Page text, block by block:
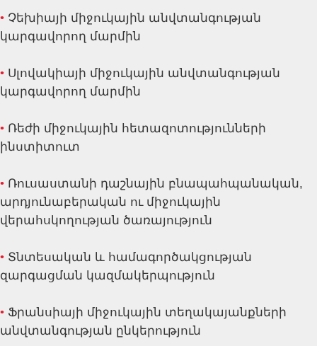
• Չեխիայի միջուկային անվտանգության
կարգավորող մարմին
• Սլովակիայի միջուկային անվտանգության
կարգավորող մարմին
• Ռեժի միջուկային հետազոտությունների
ինստիտուտ
• Ռուսաստանի դաշնային բնապահպանական,
արդյունաբերական ու միջուկային
վերահսկողության ծառայություն
• Տնտեսական և համագործակցության
զարգացման կազմակերպություն
• Ֆրանսիայի միջուկային տեղակայանքների
անվտանգության ընկերություն